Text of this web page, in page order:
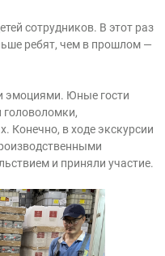
сотрудников. В этот раз
ребят, чем в прошлом —
Юные гости
головоломки,
Конечно, в ходе экскурсии
и приняли участие.